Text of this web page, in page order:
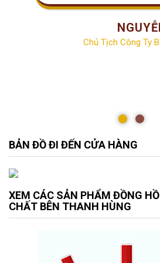
Chủ Tịch Công Ty
BẢN ĐỒ ĐI ĐẾN CỬA HÀNG
XEM CÁC SẢN PHẨM ĐỒNG
CHẤT BÊN THANH HÙNG